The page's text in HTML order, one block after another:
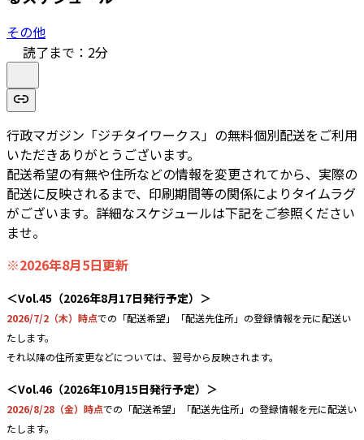
その他
読了まで： 2分
行政マガジン「ジチタイワークス」の無料個別配送をご利用
いただきありがとうございます。
配送希望の有無や住所などの情報を変更されてから、実際の
配送に反映されるまで、印刷期間等の関係によりタイムラグ
がございます。詳細なスケジュールは下記をご参照ください
ませ。
※2026年8月5日更新
＜Vol.45（2026年8月17日発行予定）＞
2026/7/2（木）時点での「配送希望」「配送先住所」の登録情報を元に配送い
たします。
それ以降の住所変更などについては、翌号から反映されます。
＜Vol.46（2026年10月15日発行予定）＞
2026/8/28（金）時点での「配送希望」「配送先住所」の登録情報を元に配送い
たします。